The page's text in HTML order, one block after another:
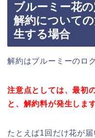
ブルーミー花
解約について
生する場合
解約はブルーミーのロ
注意点としては、最初
と、解約料が発生します
たとえば1回だけ花が